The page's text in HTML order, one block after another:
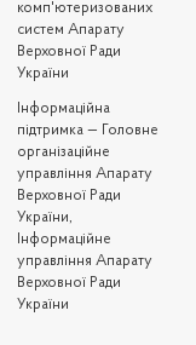
комп'ютеризованих
систем Апарату
Верховної Ради
України
Iнформаційна
підтримка — Головне
організаційне
управління Апарату
Верховної Ради
України,
Інформаційне
управління Апарату
Верховної Ради
України